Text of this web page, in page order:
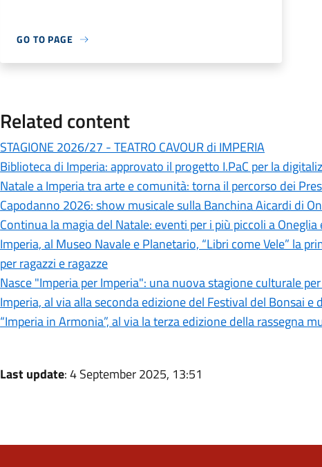
GO TO PAGE
Related content
STAGIONE 2026/27 - TEATRO CAVOUR di IMPERIA
Biblioteca di Imperia: approvato il progetto I.PaC per la
Natale a Imperia tra arte e comunità: torna il percorso dei
Capodanno 2026: show musicale sulla Banchina Aicardi di
Continua la magia del Natale: eventi per i più piccoli a
Imperia, al Museo Navale e Planetario, “Libri come Vele” la
per ragazzi e ragazze
Nasce "Imperia per Imperia": una nuova stagione culturale
Imperia, al via alla seconda edizione del Festival del Bonsai e
“Imperia in Armonia”, al via la terza edizione della rassegna
Last update: 4 September 2025, 13:51